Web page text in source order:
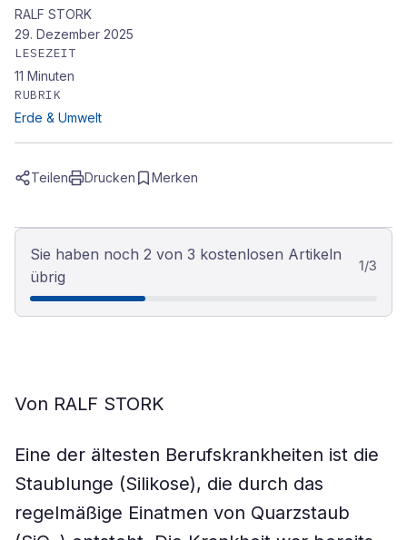
RALF STORK
29. Dezember 2025
LESEZEIT
11 Minuten
RUBRIK
Erde & Umwelt
Teilen Drucken Merken
Sie haben noch 2 von 3 kostenlosen Artikeln
übrig
1/3
Von RALF STORK
Eine der ältesten Berufskrankheiten ist die
Staublunge (Silikose), die durch das
regelmäßige Einatmen von Quarzstaub